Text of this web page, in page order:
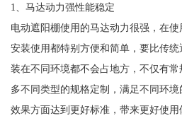
1、马达动力强性能稳定
电动遮阳棚使用的马达动力很强，在
安装使用都特别方便和简单，要比传
装在不同环境都不会占地方，不仅有
多不同类型的规格定制，满足不同环
效果方面达到更好标准，带来更好使用